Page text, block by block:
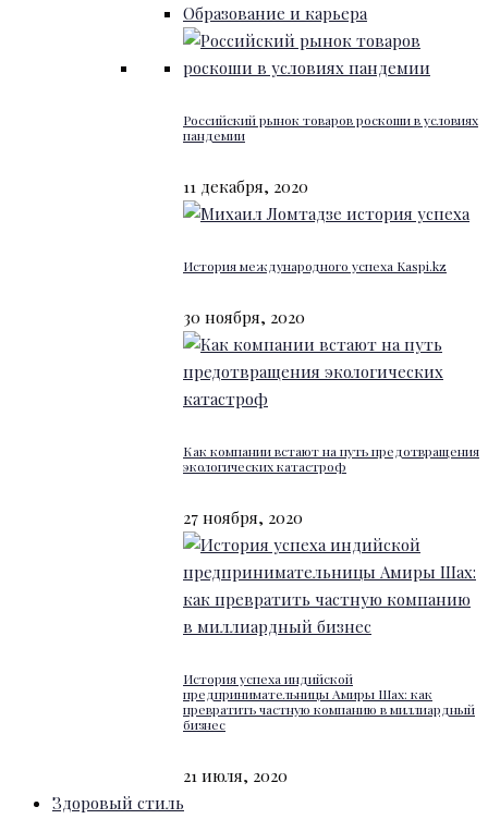
Образование и карьера
Российский рынок товаров роскоши в условиях
пандемии
11 декабря, 2020
История международного успеха Kaspi.kz
30 ноября, 2020
Как компании встают на путь предотвращения
экологических катастроф
27 ноября, 2020
История успеха индийской
предпринимательницы Амиры Шах: как
превратить частную компанию в миллиардный
бизнес
21 июля, 2020
Здоровый стиль